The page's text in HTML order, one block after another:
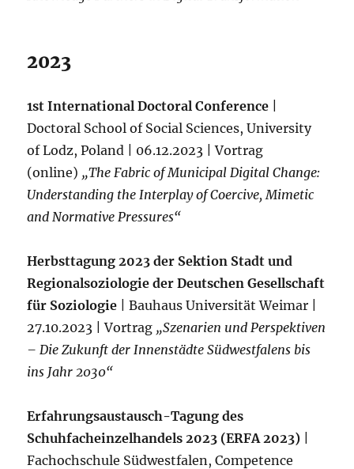
2023
1st International Doctoral Conference
Doctoral School of Social Sciences, University
of Lodz, Poland | 06.12.2023 | Vortrag
(online) „The Fabric of Municipal Digital Change:
Understanding the Interplay of Coercive, Mimetic
and Normative Pressures“
Herbsttagung 2023 der Sektion Stadt und
Regionalsoziologie der Deutschen Gesellschaft
für Soziologie | Bauhaus Universität Weimar |
27.10.2023 | Vortrag „Szenarien und Perspektiven
– Die Zukunft der Innenstädte Südwestfalens bis
ins Jahr 2030“
Erfahrungsaustausch-Tagung des
Schuhfacheinzelhandels 2023 (ERFA 2023)
Fachochschule Südwestfalen, Competence